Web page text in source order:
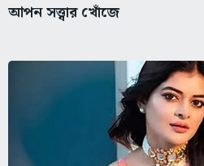
আপন সত্ত্বার খোঁজে